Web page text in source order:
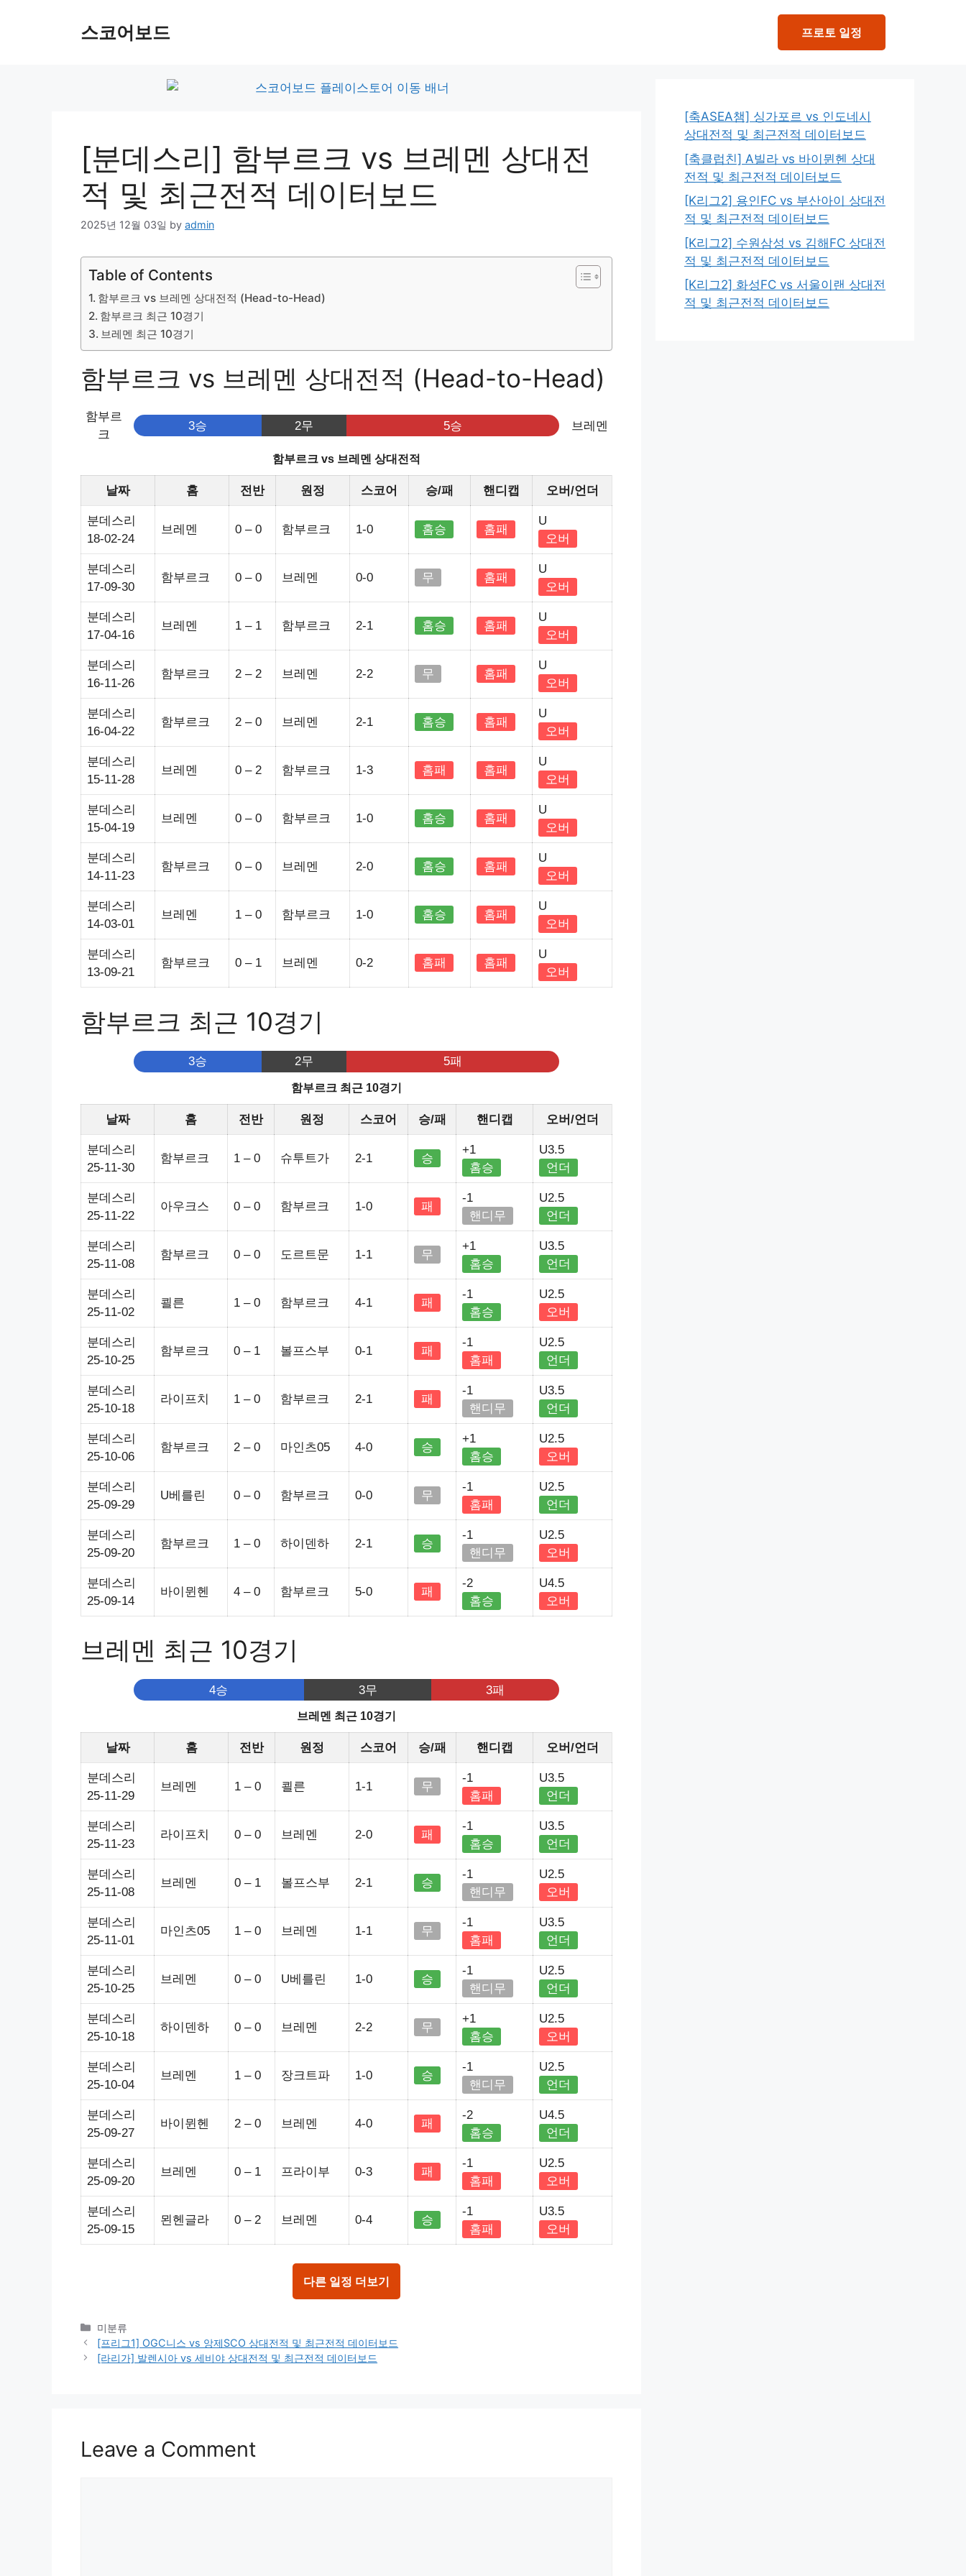
스코어보드 프로토 일정
[분데스리] 함부르크 vs 브레멘 상대전
적 및 최근전적 데이터보드
2025년 12월 03일 by admin
Table of Contents
함부르크 vs 브레멘 상대전적 (Head-to-Head)
함부르크 최근 10경기
브레멘 최근 10경기
함부르크 vs 브레멘 상대전적 (Head-to-Head)
함부르
크
3승 2무 5승 브레멘
함부르크 vs 브레멘 상대전적
날짜 홈 전반 원정 스코어 승/패 핸디캡 오버/언더
분데스리
18-02-24
브레멘 0 – 0 함부르크 1-0 홈승 홈패
U
오버
분데스리
17-09-30
함부르크 0 – 0 브레멘 0-0 무 홈패
U
오버
분데스리
17-04-16
브레멘 1 – 1 함부르크 2-1 홈승 홈패
U
오버
분데스리
16-11-26
함부르크 2 – 2 브레멘 2-2 무 홈패
U
오버
분데스리
16-04-22
함부르크 2 – 0 브레멘 2-1 홈승 홈패
U
오버
분데스리
15-11-28
브레멘 0 – 2 함부르크 1-3 홈패 홈패
U
오버
분데스리
15-04-19
브레멘 0 – 0 함부르크 1-0 홈승 홈패
U
오버
분데스리
14-11-23
함부르크 0 – 0 브레멘 2-0 홈승 홈패
U
오버
분데스리
14-03-01
브레멘 1 – 0 함부르크 1-0 홈승 홈패
U
오버
분데스리
13-09-21
함부르크 0 – 1 브레멘 0-2 홈패 홈패
U
오버
함부르크 최근 10경기
3승 2무 5패
함부르크 최근 10경기
날짜 홈 전반 원정 스코어 승/패 핸디캡 오버/언더
분데스리
25-11-30
함부르크 1 – 0 슈투트가 2-1 승
+1
홈승
U3.5
언더
분데스리
25-11-22
아우크스 0 – 0 함부르크 1-0 패
-1
핸디무
U2.5
언더
분데스리
25-11-08
함부르크 0 – 0 도르트문 1-1 무
+1
홈승
U3.5
언더
분데스리
25-11-02
쾰른 1 – 0 함부르크 4-1 패
-1
홈승
U2.5
오버
분데스리
25-10-25
함부르크 0 – 1 볼프스부 0-1 패
-1
홈패
U2.5
언더
분데스리
25-10-18
라이프치 1 – 0 함부르크 2-1 패
-1
핸디무
U3.5
언더
분데스리
25-10-06
함부르크 2 – 0 마인츠05 4-0 승
+1
홈승
U2.5
오버
분데스리
25-09-29
U베를린 0 – 0 함부르크 0-0 무
-1
홈패
U2.5
언더
분데스리
25-09-20
함부르크 1 – 0 하이덴하 2-1 승
-1
핸디무
U2.5
오버
분데스리
25-09-14
바이뮌헨 4 – 0 함부르크 5-0 패
-2
홈승
U4.5
오버
브레멘 최근 10경기
4승 3무 3패
브레멘 최근 10경기
날짜 홈 전반 원정 스코어 승/패 핸디캡 오버/언더
분데스리
25-11-29
브레멘 1 – 0 쾰른 1-1 무
-1
홈패
U3.5
언더
분데스리
25-11-23
라이프치 0 – 0 브레멘 2-0 패
-1
홈승
U3.5
언더
분데스리
25-11-08
브레멘 0 – 1 볼프스부 2-1 승
-1
핸디무
U2.5
오버
분데스리
25-11-01
마인츠05 1 – 0 브레멘 1-1 무
-1
홈패
U3.5
언더
분데스리
25-10-25
브레멘 0 – 0 U베를린 1-0 승
-1
핸디무
U2.5
언더
분데스리
25-10-18
하이덴하 0 – 0 브레멘 2-2 무
+1
홈승
U2.5
오버
분데스리
25-10-04
브레멘 1 – 0 장크트파 1-0 승
-1
핸디무
U2.5
언더
분데스리
25-09-27
바이뮌헨 2 – 0 브레멘 4-0 패
-2
홈승
U4.5
언더
분데스리
25-09-20
브레멘 0 – 1 프라이부 0-3 패
-1
홈패
U2.5
오버
분데스리
25-09-15
묀헨글라 0 – 2 브레멘 0-4 승
-1
홈패
U3.5
오버
다른 일정 더보기
Categories
미분류
[프리그1] OGC니스 vs 앙제SCO 상대전적 및 최근전적 데이터보드
[라리가] 발렌시아 vs 세비야 상대전적 및 최근전적 데이터보드
Leave a Comment
[축ASEA챔] 싱가포르 vs 인도네시
상대전적 및 최근전적 데이터보드
[축클럽친] A빌라 vs 바이뮌헨 상대
전적 및 최근전적 데이터보드
[K리그2] 용인FC vs 부산아이 상대전
적 및 최근전적 데이터보드
[K리그2] 수원삼성 vs 김해FC 상대전
적 및 최근전적 데이터보드
[K리그2] 화성FC vs 서울이랜 상대전
적 및 최근전적 데이터보드